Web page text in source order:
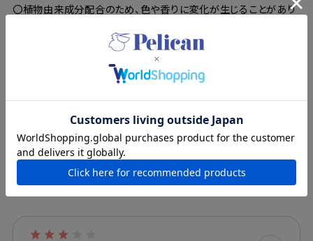
〇植物由来成分配合のため、色や香りに変化が生じることがあり
〇使用後はよく水気をきり、乾燥した状態で保管をしてください。
〇本品は食べられません。
この商品を問い合わせる
商品レビュー